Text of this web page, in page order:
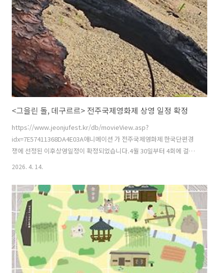
<그을린 돌, 데구르르> 전주국제영화제 상영 일정 확정
https://www.jeonjufest.kr/db/movieView.asp?
idx=7E57411368DA4E03A애니메이션 가 전주국제영화제 한국단편경
쟁에 선정된 이후상영일정이 확정되었습니다.4월 30일부터 4회에 걸쳐
상영되고, 5월 2일, 4일에는 감독과의 대화가 있습니다. 전주 구경 오시
International Film Festival제27회 전주국제영화제 | The 27th
JEONJU International Film Festivalwww.jeonjufest.kr
2026. 4. 14.